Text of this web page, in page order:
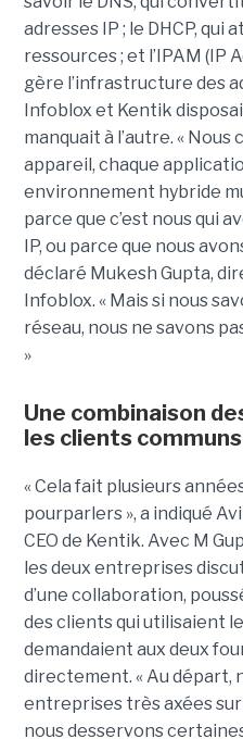
adresses IP ; le DHCP, qui
ressources ; et l’IPAM (IP
gère l’infrastructure des
Infoblox et Kentik
manquait à l’autre. «
appareil, chaque
environnement hybride
parce que c’est nous qui
IP, ou parce que nous
déclaré Mukesh Gupta,
Infoblox. « Mais si nous
réseau, nous ne savons
»
Une combinaison
les clients communs
« Cela fait plusieurs
pourparlers », a indiqué
CEO de Kentik. Avec M
les deux entreprises
d’une collaboration,
des clients qui utilisaient
demandaient aux deux
directement. « Au départ,
entreprises très axées
nous desservons